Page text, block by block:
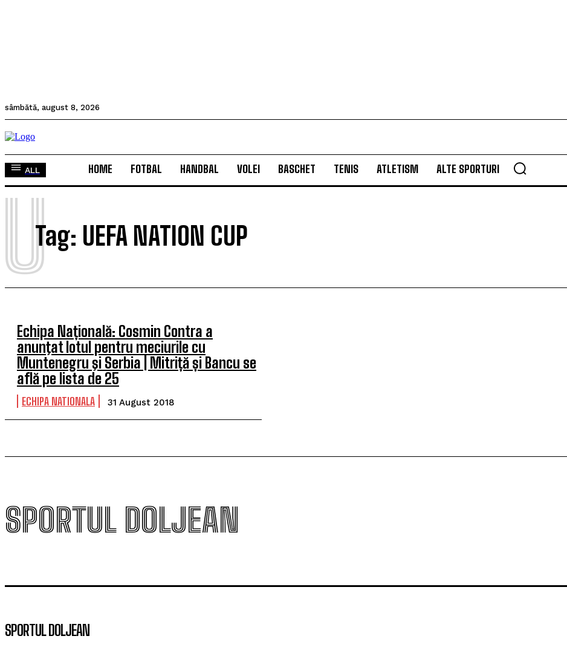
sâmbătă, august 8, 2026
ALL HOME FOTBAL HANDBAL VOLEI BASCHET TENIS ATLETISM ALTE SPORTURI
Tag: UEFA NATION CUP
U
Echipa Națională: Cosmin Contra a
anunţat lotul pentru meciurile cu
Muntenegru şi Serbia | Mitriță și Bancu se
află pe lista de 25
ECHIPA NATIONALA 31 August 2018
SPORTUL DOLJEAN
SPORTUL DOLJEAN